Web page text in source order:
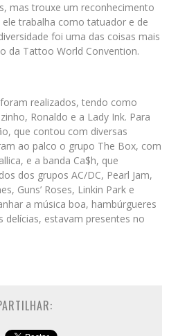
mas trouxe um reconhecimento
trabalha como tatuador e de
foi uma das coisas mais
da Tattoo World Convention.
realizados, tendo como
Ronaldo e a Lady Ink. Para
que contou com diversas
ao palco o grupo The Box, com
e a banda Ca$h, que
dos grupos AC/DC, Pearl Jam,
Guns’ Roses, Linkin Park e
a música boa, hambúrgueres
delícias, estavam presentes no